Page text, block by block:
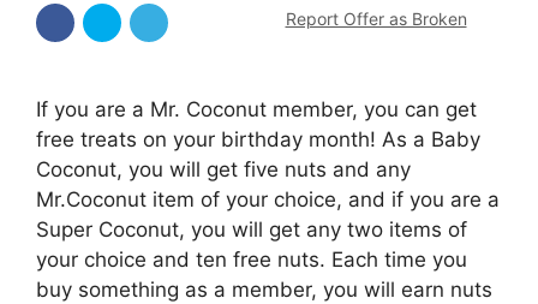
Report Offer as Broken
If you are a Mr. Coconut member, you can get
free treats on your birthday month! As a Baby
Coconut, you will get five nuts and any
Mr.Coconut item of your choice, and if you are a
Super Coconut, you will get any two items of
your choice and ten free nuts. Each time you
buy something as a member, you will earn nuts